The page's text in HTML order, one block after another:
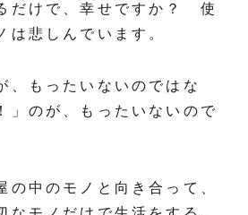
だけで、幸せですか？ 使
は悲しんでいます。
、もったいないのではな
」のが、もったいないので
の中のモノと向き合って、